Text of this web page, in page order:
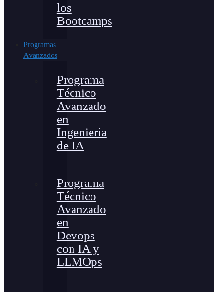
los
Bootcamps
Programas
Avanzados
Programa
Técnico
Avanzado
en
Ingeniería
de IA
Programa
Técnico
Avanzado
en
Devops
con IA y
LLMOps